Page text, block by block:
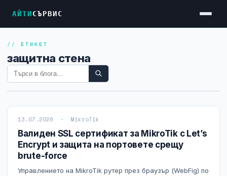
АЙТИСЪРВИС
Услуги
Достъп до Интернет
Видеонаблюдение
Firewall и VPN
// ЕТИКЕТ
защитна стена
13.07.2026 · MikroTik
Валиден SSL сертификат за MikroTik с Let’s
Encrypt и защита на портовете срещу
brute-force
Управлението на MikroTik рутер през браузър (WebFig) по